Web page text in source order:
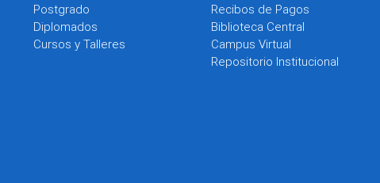
Postgrado
Diplomados
Cursos y Talleres
Recibos de Pagos
Biblioteca Central
Campus Virtual
Repositorio Institucional